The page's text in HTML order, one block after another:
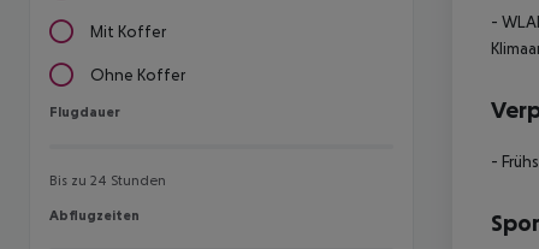
Mit Koffer
Ohne Koffer
Flugdauer
Flugdauer
Bis zu 24 Stunden
Abflugzeiten
Abflugzeiten
-
-